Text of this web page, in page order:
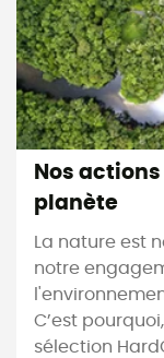
Nos
planète
La nature est
notre
C’est
sélection